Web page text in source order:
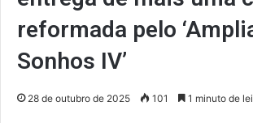
reformada pelo
Sonhos IV’
28 de outubro de 2025 101 1 minuto de